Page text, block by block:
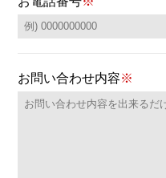
お問い合わせ内容※